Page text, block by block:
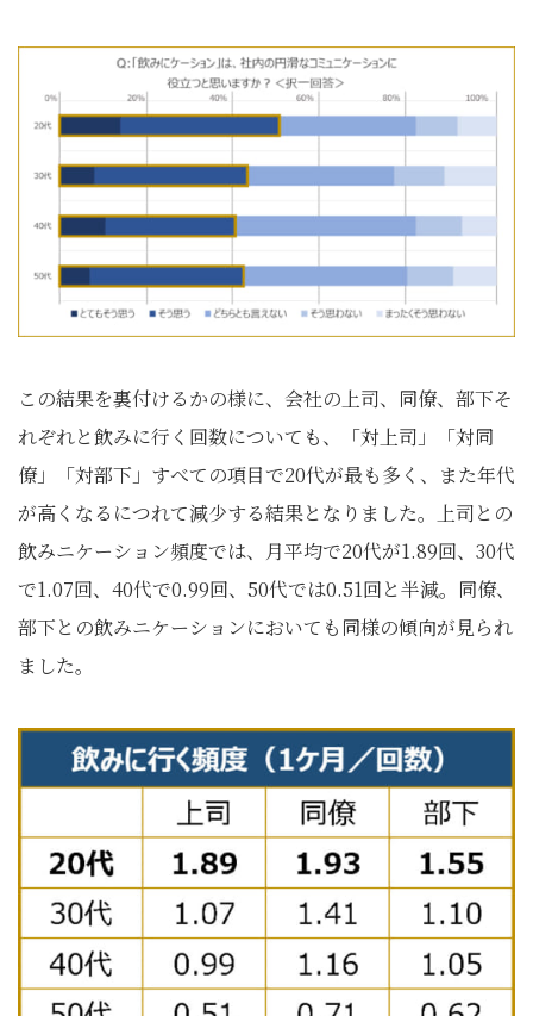
この結果を裏付けるかの様に、会社の上司、同僚、部下そ
れぞれと飲みに行く回数についても、「対上司」「対同
僚」「対部下」すべての項目で20代が最も多く、また年代
が高くなるにつれて減少する結果となりました。上司との
飲みニケーション頻度では、月平均で20代が1.89回、30代
で1.07回、40代で0.99回、50代では0.51回と半減。同僚、
部下との飲みニケーションにおいても同様の傾向が見られ
ました。